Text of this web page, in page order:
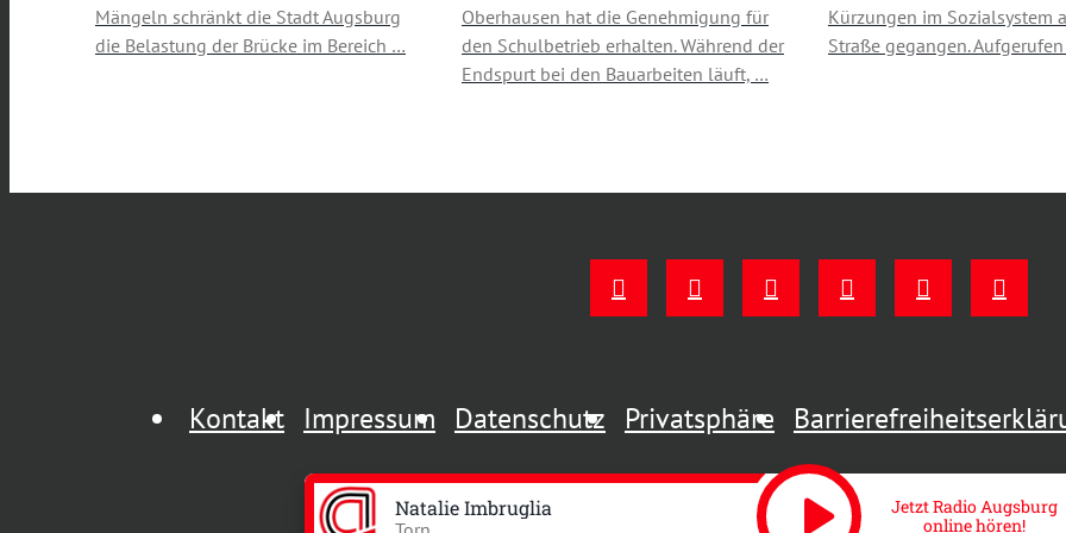
Mängeln schränkt die Stadt Augsburg
die Belastung der Brücke im Bereich …
Oberhausen hat die Genehmigung für
den Schulbetrieb erhalten. Während der
Endspurt bei den Bauarbeiten läuft, …
Kürzungen im Sozialsystem
Straße gegangen.
Kontakt Impressum Datenschutz Privatsphäre
Natalie Imbruglia play_arrow